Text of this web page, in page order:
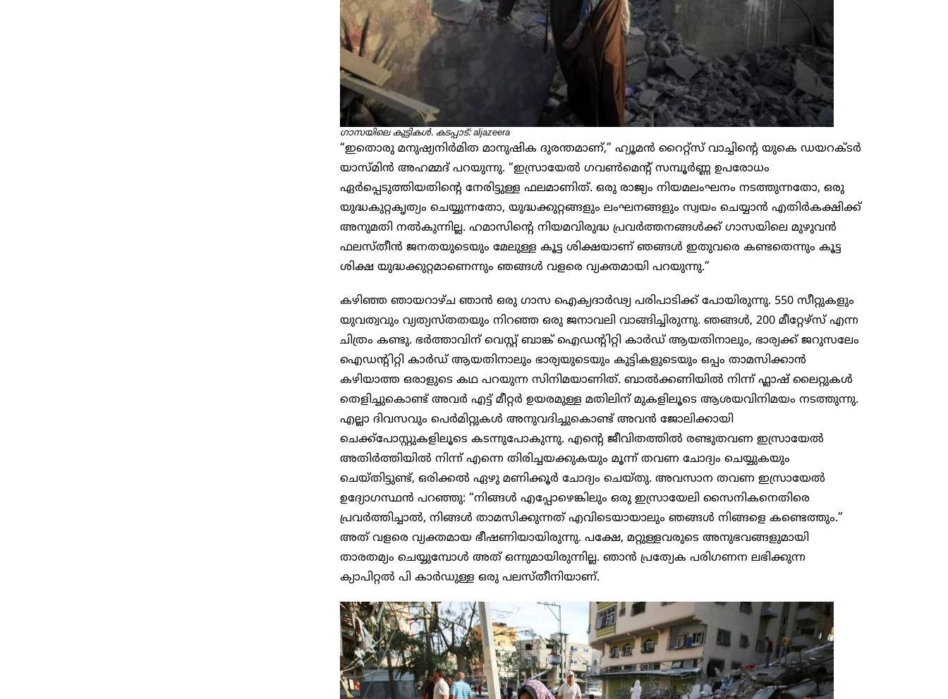
​ഗാസയിലെ കുട്ടികൾ. കടപ്പാട്: aljazeera
“ഇതൊരു മനുഷ്യനിർമിത മാനുഷിക ദുരന്തമാണ്,” ഹ്യൂമൻ റൈറ്റ്‌സ് വാച്ചിന്റെ യുകെ ഡയറക്ടർ
യാസ്മിൻ അഹമ്മദ് പറയുന്നു. “ഇസ്രായേൽ ഗവൺമെന്റ് സമ്പൂർണ്ണ ഉപരോധം
ഏർപ്പെടുത്തിയതിന്റെ നേരിട്ടുള്ള ഫലമാണിത്. ഒരു രാജ്യം നിയമലംഘനം നടത്തുന്നതോ, ഒരു
യുദ്ധകുറ്റകൃത്യം ചെയ്യുന്നതോ, യുദ്ധക്കുറ്റങ്ങളും ലംഘനങ്ങളും സ്വയം ചെയ്യാൻ എതിർകക്ഷിക്ക്
അനുമതി നൽകുന്നില്ല. ഹമാസിന്റെ നിയമവിരുദ്ധ പ്രവർത്തനങ്ങൾക്ക് ഗാസയിലെ മുഴുവൻ
ഫലസ്തീൻ ജനതയുടെയും മേലുള്ള കൂട്ട ശിക്ഷയാണ് ഞങ്ങൾ ഇതുവരെ കണ്ടതെന്നും കൂട്ട
ശിക്ഷ യുദ്ധക്കുറ്റമാണെന്നും ഞങ്ങൾ വളരെ വ്യക്തമായി പറയുന്നു.”
കഴിഞ്ഞ ഞായറാഴ്ച ഞാൻ ഒരു ഗാസ ഐക്യദാർഢ്യ പരിപാടിക്ക് പോയിരുന്നു. 550 സീറ്റുകളും
യുവത്വവും വ്യത്യസ്തതയും നിറഞ്ഞ ഒരു ജനാവലി വാങ്ങിച്ചിരുന്നു. ഞങ്ങൾ, 200 മീറ്റേഴ്സ് എന്ന
ചിത്രം കണ്ടു. ഭർത്താവിന് വെസ്റ്റ് ബാങ്ക് ഐഡന്റിറ്റി കാർഡ് ആയതിനാലും, ഭാര്യക്ക് ജറുസലേം
ഐഡന്റിറ്റി കാർഡ് ആയതിനാലും ഭാര്യയുടെയും കുട്ടികളുടെയും ഒപ്പം താമസിക്കാൻ
കഴിയാത്ത ഒരാളുടെ കഥ പറയുന്ന സിനിമയാണിത്. ബാൽക്കണിയിൽ നിന്ന് ഫ്ലാഷ് ലൈറ്റുകൾ
തെളിച്ചുകൊണ്ട് അവർ എട്ട് മീറ്റർ ഉയരമുള്ള മതിലിന് മുകളിലൂടെ ആശയവിനിമയം നടത്തുന്നു.
എല്ലാ ദിവസവും പെർമിറ്റുകൾ അനുവദിച്ചുകൊണ്ട് അവൻ ജോലിക്കായി
ചെക്ക്പോസ്റ്റുകളിലൂടെ കടന്നുപോകുന്നു. എന്റെ ജീവിതത്തിൽ രണ്ടുതവണ ഇസ്രായേൽ
അതിർത്തിയിൽ നിന്ന് എന്നെ തിരിച്ചയക്കുകയും മൂന്ന് തവണ ചോദ്യം ചെയ്യുകയും
ചെയ്തിട്ടുണ്ട്, ഒരിക്കൽ ഏഴു മണിക്കൂർ ചോദ്യം ചെയ്തു. അവസാന തവണ ഇസ്രായേൽ
ഉദ്യോഗസ്ഥൻ പറഞ്ഞു: “നിങ്ങൾ എപ്പോഴെങ്കിലും ഒരു ഇസ്രായേലി സൈനികനെതിരെ
പ്രവർത്തിച്ചാൽ, നിങ്ങൾ താമസിക്കുന്നത് എവിടെയായാലും ഞങ്ങൾ നിങ്ങളെ കണ്ടെത്തും.”
അത് വളരെ വ്യക്തമായ ഭീഷണിയായിരുന്നു. പക്ഷേ, മറ്റുള്ളവരുടെ അനുഭവങ്ങളുമായി
താരതമ്യം ചെയ്യുമ്പോൾ അത് ഒന്നുമായിരുന്നില്ല. ഞാൻ പ്രത്യേക പരിഗണന ലഭിക്കുന്ന
ക്യാപിറ്റൽ പി കാർഡുള്ള ഒരു പലസ്തീനിയാണ്.